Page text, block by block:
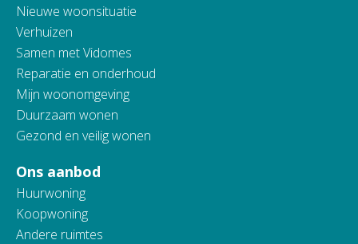
Nieuwe woonsituatie
Verhuizen
Samen met Vidomes
Reparatie en onderhoud
Mijn woonomgeving
Duurzaam wonen
Gezond en veilig wonen
Ons aanbod
Huurwoning
Koopwoning
Andere ruimtes